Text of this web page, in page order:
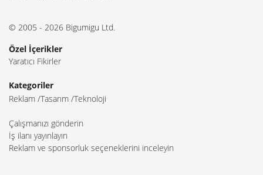
© 2005 - 2026 Bigumigu Ltd.
Özel İçerikler
Yaratıcı Fikirler
Kategoriler
Reklam Tasarım Teknoloji
Çalışmanızı gönderin
İş ilanı yayınlayın
Reklam ve sponsorluk seçeneklerini inceleyin